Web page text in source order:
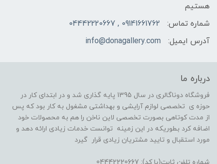
هستیم
شماره تماس:
09141661762 , 04442220667
آدرس ایمیل:
info@donagallery.com
درباره ما
فروشگاه دوناگالری در سال 1395 پایه گذاری شد و در ابتدای کار در
حوزه ی تخصصی لوازم آرایشی و بهداشتی مشغول به کار بود که پس
از مدت کوتاهی بصورت تخصصی لاین ناخن را هم به محصولات خود
اضافه کرد بطوریکه در این زمینه توانست خدمات زیادی ارائه دهد و
مورد استقبال و تایید مشتریان زیادی قرار گیرد